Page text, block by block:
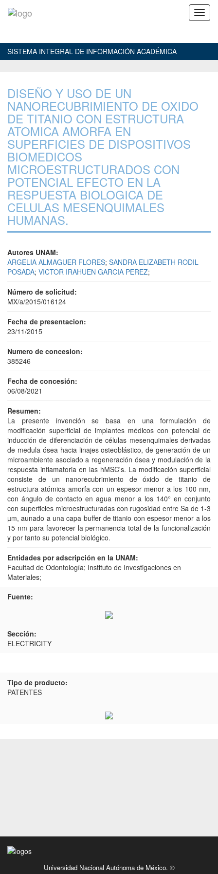
SISTEMA INTEGRAL DE INFORMACIÓN ACADÉMICA
DISEÑO Y USO DE UN
NANORECUBRIMIENTO DE OXIDO
DE TITANIO CON ESTRUCTURA
ATOMICA AMORFA EN
SUPERFICIES DE DISPOSITIVOS
BIOMEDICOS
MICROESTRUCTURADOS CON
POTENCIAL EFECTO EN LA
RESPUESTA BIOLOGICA DE
CELULAS MESENQUIMALES
HUMANAS.
Autores UNAM:
ARGELIA ALMAGUER FLORES; SANDRA ELIZABETH RODIL
POSADA; VICTOR IRAHUEN GARCIA PEREZ;
Número de solicitud:
MX/a/2015/016124
Fecha de presentacion:
23/11/2015
Numero de concesion:
385246
Fecha de concesión:
06/08/2021
Resumen:
La presente invención se basa en una formulación de
modificación superficial de implantes médicos con potencial de
inducción de diferenciación de células mesenquimales derivadas
de medula ósea hacia linajes osteoblástico, de generación de un
microambiente asociado a regeneración ósea y modulación de la
respuesta inflamatoria en las hMSC's. La modificación superficial
consiste de un nanorecubrimiento de óxido de titanio de
estructura atómica amorfa con un espesor menor a los 100 nm,
con ángulo de contacto en agua menor a los 140° en conjunto
con superficies microestructuradas con rugosidad entre Sa de 1-3
µm, aunado a una capa buffer de titanio con espesor menor a los
15 nm para favorecer la permanencia total de la funcionalización
y por tanto su potencial biológico.
Entidades por adscripción en la UNAM:
Facultad de Odontología; Instituto de Investigaciones en
Materiales;
Fuente:
Sección:
ELECTRICITY
Tipo de producto:
PATENTES
Universidad Nacional Autónoma de México. ®